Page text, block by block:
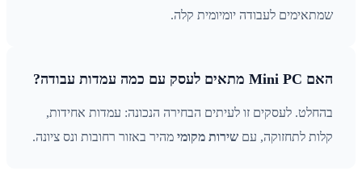
שמתאימים לעבודה יומיומית קלה.
האם Mini PC מתאים לעסק עם כמה עמדות עבודה?
בהחלט. לעסקים זו לעיתים הבחירה הנכונה: עמדות אחידות,
קלות לתחזוקה, עםשירות מקומימהיר באזור רחובות ונס ציונה.